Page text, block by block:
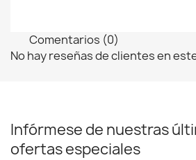
Comentarios (0)
No hay reseñas de clientes en
Infórmese de nuestras
ofertas especiales